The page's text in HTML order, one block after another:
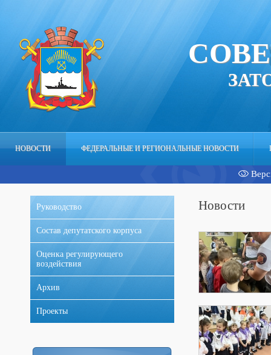
НОВОСТИ ФЕДЕРАЛЬНЫЕ И РЕГИОНАЛЬНЫЕ НОВОСТИ
АППАРАТ
Руководство
Состав депутатского корпуса
Оценка регулирующего
воздействия
Архив
Проекты
Новости